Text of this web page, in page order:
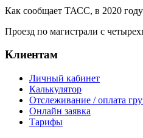
Как сообщает ТАСС, в 2020 году
Проезд по магистрали с
Клиентам
Личный кабинет
Калькулятор
Отслеживание / оплата
Онлайн заявка
Тарифы